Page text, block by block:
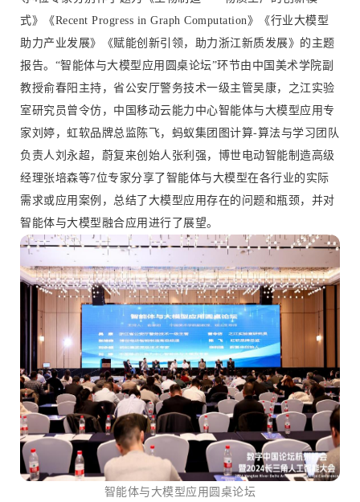
式》《Recent Progress in Graph Computation》《行业大模型
助力产业发展》《赋能创新引领，助力浙江新质发展》的主题
报告。“智能体与大模型应用圆桌论坛”环节由中国美术学院副
教授俞春阳主持，省公安厅警务技术一级主管吴康，之江实验
室研究员曾令仿，中国移动云能力中心智能体与大模型应用专
家刘婷，虹软品牌总监陈飞，蚂蚁集团图计算-算法与学习团队
负责人刘永超，蔚复来创始人张利强，博世电动智能制造高级
经理张培森等7位专家分享了智能体与大模型在各行业的实际
需求或应用案例，总结了大模型应用存在的问题和瓶颈，并对
智能体与大模型融合应用进行了展望。
智能体与大模型应用圆桌论坛